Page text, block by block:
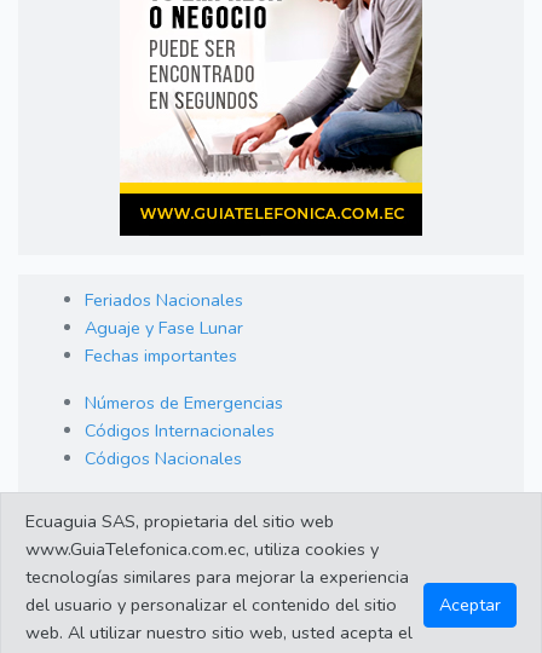
Feriados Nacionales
Aguaje y Fase Lunar
Fechas importantes
Números de Emergencias
Códigos Internacionales
Códigos Nacionales
Cambio de Divisas
Enlaces de interes
Ecuaguia SAS, propietaria del sitio web
www.GuiaTelefonica.com.ec, utiliza cookies y
tecnologías similares para mejorar la experiencia
del usuario y personalizar el contenido del sitio
web. Al utilizar nuestro sitio web, usted acepta el
Aceptar